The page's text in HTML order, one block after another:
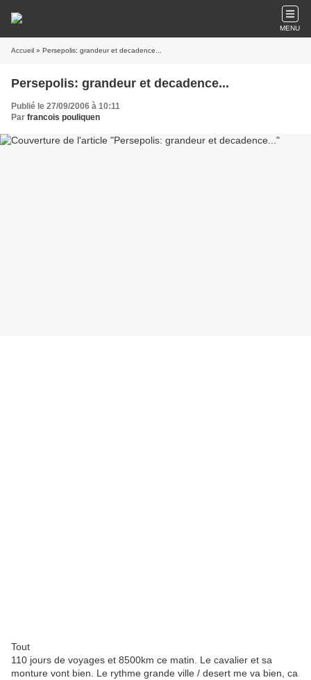
MENU
Accueil » Persepolis: grandeur et decadence...
Persepolis: grandeur et decadence...
Publié le 27/09/2006 à 10:11
Par francois pouliquen
Tout
110 jours de voyages et 8500km ce matin. Le cavalier et sa
monture vont bien. Le rythme grande ville / desert me va bien, ca